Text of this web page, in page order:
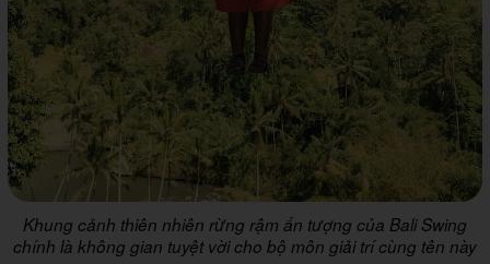
Khung cảnh thiên nhiên rừng rậm ấn tượng của Bali Swing
chính là không gian tuyệt vời cho bộ môn giải trí cùng tên này